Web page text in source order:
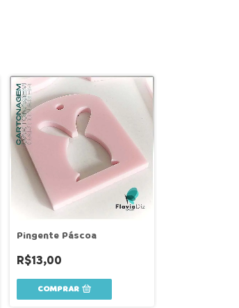
Pingente Páscoa
R$13,00
COMPRAR